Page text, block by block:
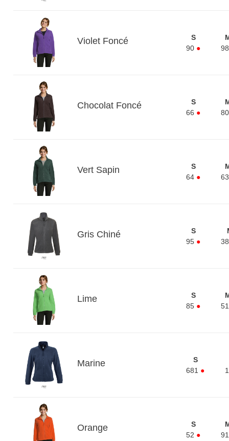
Violet Foncé
S
90 ●
98
Chocolat Foncé
S
66 ●
80
Vert Sapin
S
64 ●
63
Gris Chiné
S
95 ●
Lime
S
85 ●
51
Marine
S
681 ●
Orange
S
52 ●
91